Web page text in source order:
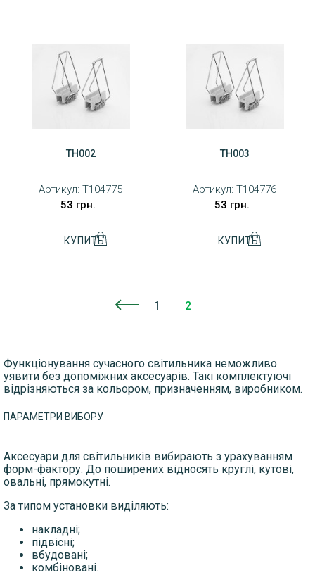
TH002
Артикул: T104775
53 грн.
TH003
Артикул: T104776
53 грн.
1 2
Функціонування сучасного світильника неможливо
уявити без допоміжних аксесуарів. Такі комплектуючі
відрізняються за кольором, призначенням, виробником.
ПАРАМЕТРИ ВИБОРУ
Аксесуари для світильників вибирають з урахуванням
форм-фактору. До поширених відносять круглі, кутові,
овальні, прямокутні.
За типом установки виділяють:
накладні;
підвісні;
вбудовані;
комбіновані.